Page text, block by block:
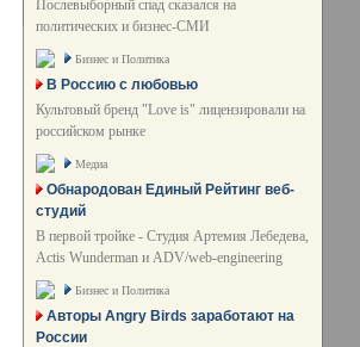
Послевыборный спад сказался на
политических и бизнес-СМИ
Бизнес и Политика
В Россию с любовью
Культовый бренд "Love is" лицензировали на
российском рынке
Медиа
Обнародован Единый Рейтинг веб-
студий
В первой тройке - Студия Артемия Лебедева,
Actis Wunderman и ADV/web-engineering
Бизнес и Политика
Авторы Angry Birds заработают на
России